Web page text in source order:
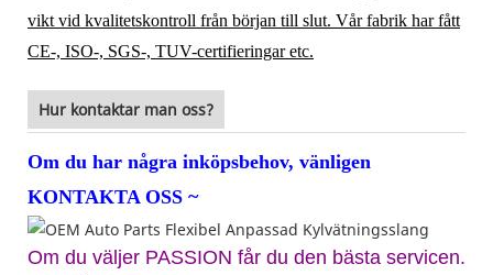
vikt vid kvalitetskontroll från början till slut. Vår fabrik har fått
CE-, ISO-, SGS-, TUV-certifieringar etc.
Hur kontaktar man oss?
Om du har några inköpsbehov, vänligen
KONTAKTA OSS ~
Om du väljer PASSION får du den bästa servicen.